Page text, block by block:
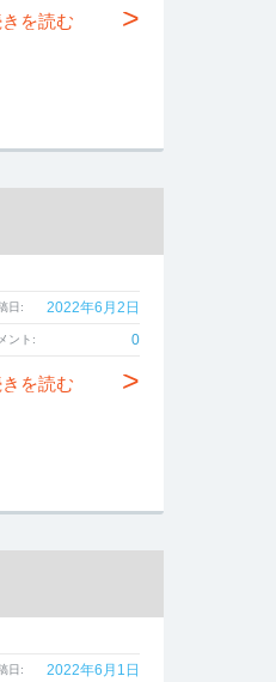
を読む >
日: 2022年6月2日
ント: 0
を読む >
日: 2022年6月1日